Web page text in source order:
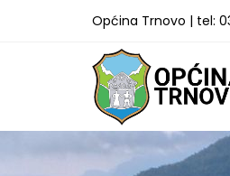
Općina Trnovo | tel: